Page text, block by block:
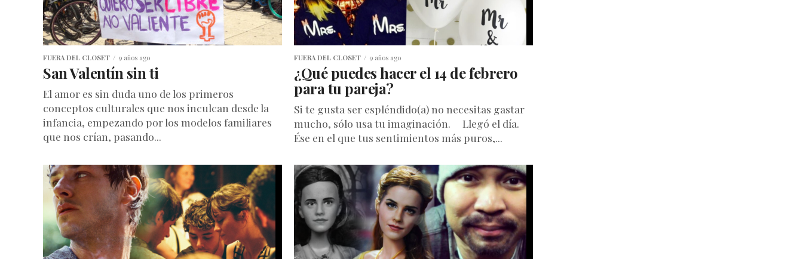
FUERA DEL CLOSET 9 años ago
San Valentín sin ti
El amor es sin duda uno de los primeros
conceptos culturales que nos inculcan desde la
infancia, empezando por los modelos familiares
que nos crían, pasando...
FUERA DEL CLOSET 9 años ago
¿Qué puedes hacer el 14 de febrero
para tu pareja?
Si te gusta ser espléndido(a) no necesitas gastar
mucho, sólo usa tu imaginación. Llegó el día.
Ése en el que tus sentimientos más puros,...